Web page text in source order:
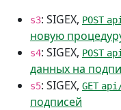
s3: SIGEX, POST
новую
s4: SIGEX, POST
данных на
s5: SIGEX, GET
подписей